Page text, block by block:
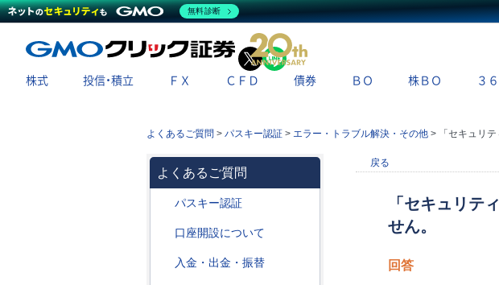
X
株式 投信・積立 ＦＸ ＣＦＤ 債券 ＢＯ 株ＢＯ ３
よくあるご質問 > パスキー認証 > エラー・トラブル解決・その他 > 「セキュリティ
よくあるご質問
パスキー認証
口座開設について
入金・出金・振替
戻る
「セキュリテ
せん。
回答
無料診断